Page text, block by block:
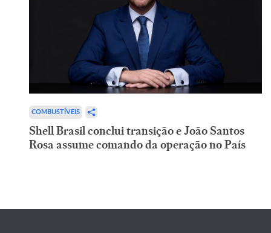
COMBUSTÍVEIS
Shell Brasil conclui transição e João Santos
Rosa assume comando da operação no País